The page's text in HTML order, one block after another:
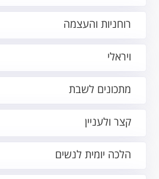
רוחניות והעצמה
ויראלי
מתכונים לשבת
קצר ולעניין
הלכה יומית לנשים